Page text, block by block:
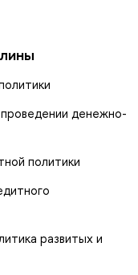
проведении денежно-
политики
развитых и